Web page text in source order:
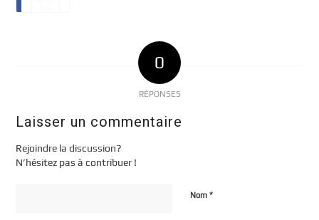
0
RÉPONSES
Laisser un commentaire
Rejoindre la discussion?
N’hésitez pas à contribuer !
Nom*